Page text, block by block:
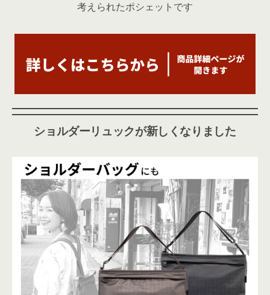
考えられたポシェットです
ショルダーリュックが新しくなりました